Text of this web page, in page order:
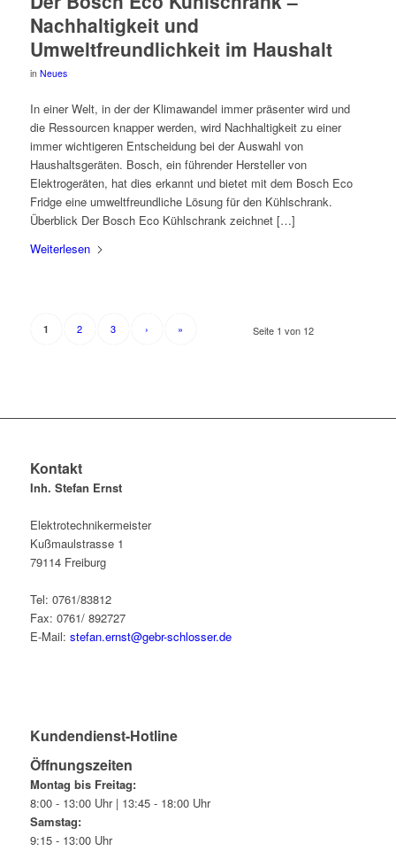
Nachhaltigkeit und
Umweltfreundlichkeit im Haushalt
in Neues
In einer Welt, in der der Klimawandel immer präsenter wird und
die Ressourcen knapper werden, wird Nachhaltigkeit zu einer
immer wichtigeren Entscheidung bei der Auswahl von
Haushaltsgeräten. Bosch, ein führender Hersteller von
Elektrogeräten, hat dies erkannt und bietet mit dem Bosch Eco
Fridge eine umweltfreundliche Lösung für den Kühlschrank.
Überblick Der Bosch Eco Kühlschrank zeichnet […]
Weiterlesen
Seite 1 von 12
1 2 3 › »
Kontakt
Inh. Stefan Ernst
Elektrotechnikermeister
Kußmaulstrasse 1
79114 Freiburg
Tel: 0761/83812
Fax: 0761/ 892727
E-Mail: stefan.ernst@gebr-schlosser.de
Kundendienst-Hotline
Öffnungszeiten
Montag bis Freitag:
8:00 - 13:00 Uhr | 13:45 - 18:00 Uhr
Samstag:
9:15 - 13:00 Uhr